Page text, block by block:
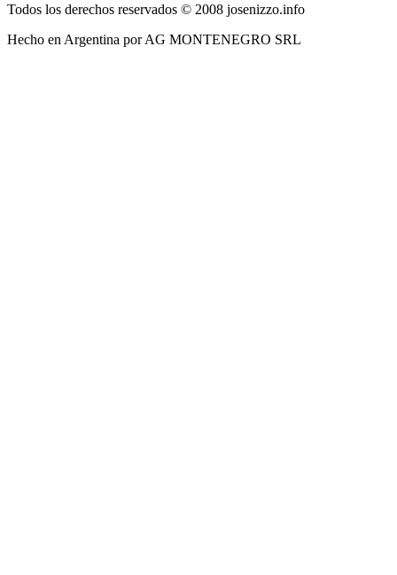
Todos los derechos reservados © 2008 josenizzo.info
Hecho en Argentina por AG MONTENEGRO SRL